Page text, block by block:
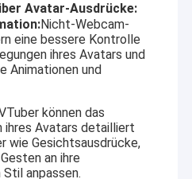
Avatar-Ausdrücke:
Nicht-Webcam-
eine bessere Kontrolle
ihres Avatars und
Animationen und
können das
ihres Avatars detailliert
wie Gesichtsausdrücke,
an ihre
anpassen.